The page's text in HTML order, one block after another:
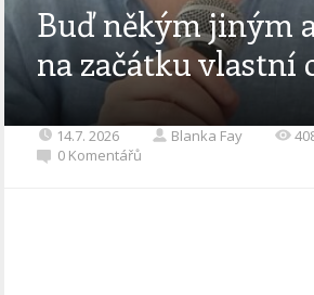
Buď někým jiným
na začátku vlastní
14.7. 2026 Blanka Fay
0 Komentářů